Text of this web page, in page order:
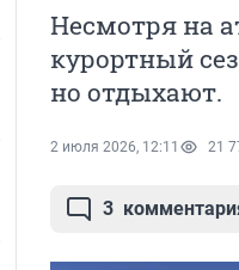
Несмотря на
курортный
но отдыхают.
2 июля 2026, 12:11 21
3